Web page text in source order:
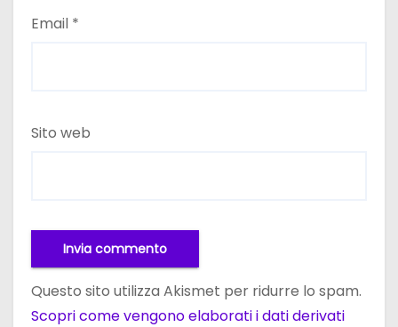
Email *
Sito web
Questo sito utilizza Akismet per ridurre lo spam.
Scopri come vengono elaborati i dati derivati